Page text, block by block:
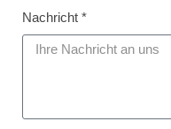
Nachricht *